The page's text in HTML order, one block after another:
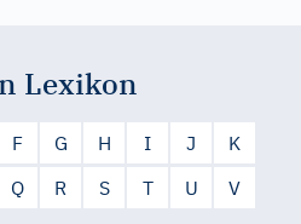
Lexikon
F G H I J
K
Q R S T U
V